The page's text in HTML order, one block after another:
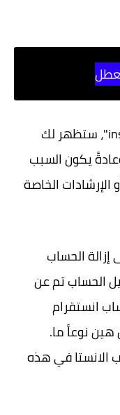
إذا تم تعطيل حسابك على "instagram"، ستظهر لك
يكون السبب
الإرشادات الخاصة
الحساب
الحساب تم عن
انستقرام
نوعاً ما.
الانستا في هذه